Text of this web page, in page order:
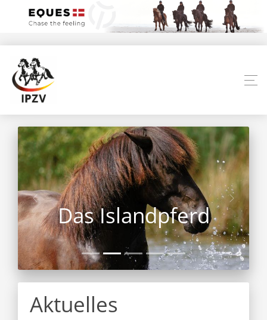
Das Islandpferd
Aktuelles